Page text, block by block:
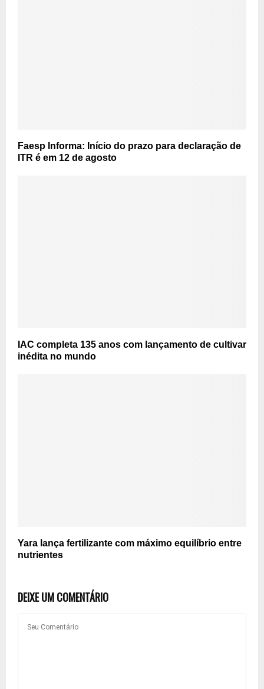
Faesp Informa: Início do prazo para declaração de
ITR é em 12 de agosto
IAC completa 135 anos com lançamento de cultivar
inédita no mundo
Yara lança fertilizante com máximo equilíbrio entre
nutrientes
DEIXE UM COMENTÁRIO